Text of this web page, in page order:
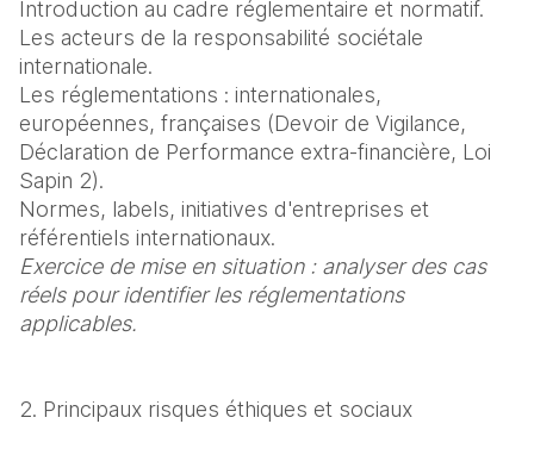
Introduction au cadre réglementaire et normatif.
Les acteurs de la responsabilité sociétale
internationale.
Les réglementations : internationales,
européennes, françaises (Devoir de Vigilance,
Déclaration de Performance extra-financière, Loi
Sapin 2).
Normes, labels, initiatives d'entreprises et
Exercice de mise en situation : analyser des cas
réels pour identifier les réglementations
applicables.
2. Principaux risques éthiques et sociaux